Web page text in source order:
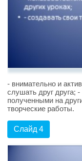
- внимательно и
слушать друг друга;
полученными на
творческие работы.
Слайд 4